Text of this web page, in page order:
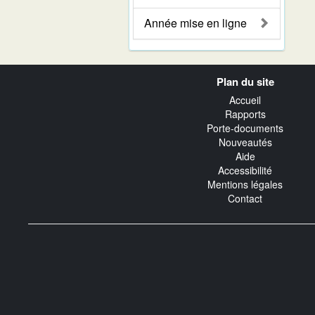
Année mise en ligne
Plan du site
Accueil
Rapports
Porte-documents
Nouveautés
Aide
Accessibilité
Mentions légales
Contact